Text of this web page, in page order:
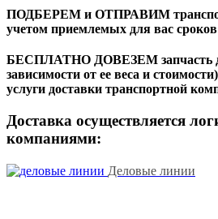
ПОДБЕРЕМ и ОТПРАВИМ
учетом приемлемых для вас
БЕСПЛАТНО ДОВЕЗЕМ запчасть
зависимости от ее веса и
услуги доставки транспортной
Доставка осуществляется
компаниями:
Деловые линии